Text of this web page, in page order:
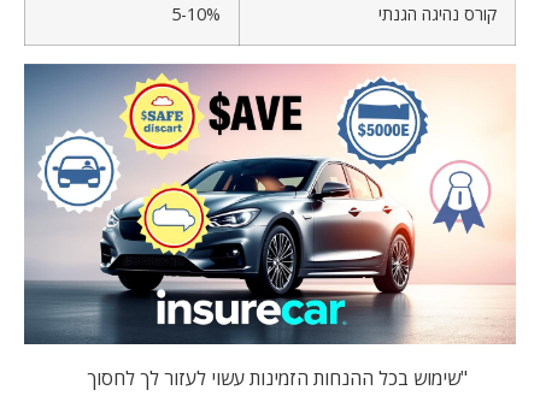
קורס נהיגה הגנתי 5-10%
"שימוש בכל ההנחות הזמינות עשוי לעזור לך לחסוך